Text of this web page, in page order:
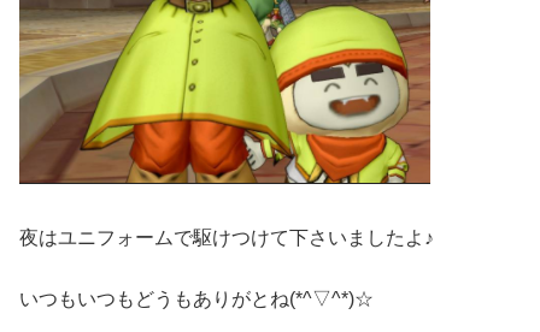
夜はユニフォームで駆けつけて下さいましたよ♪
いつもいつもどうもありがとね(*^▽^*)☆